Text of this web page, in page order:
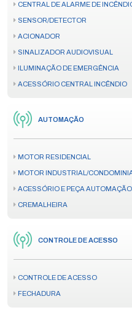
CENTRAL DE ALARME DE
SENSOR/DETECTOR
ACIONADOR
SINALIZADOR AUDIOVISUAL
ILUMINAÇÃO DE EMERGÊNCIA
ACESSÓRIO CENTRAL INCÊNDIO
AUTOMAÇÃO
MOTOR RESIDENCIAL
MOTOR INDUSTRIAL/
ACESSÓRIO E PEÇA AUTOMAÇÃO
CREMALHEIRA
CONTROLE DE ACESSO
CONTROLE DE ACESSO
FECHADURA